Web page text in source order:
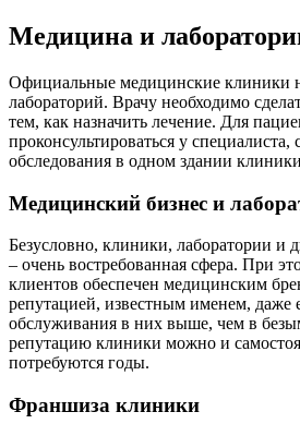
Медицина и
Официальные медицинские клиники
лабораторий. Врачу необходимо
тем, как назначить лечение. Для
проконсультироваться у
обследования в одном здании
Медицинский бизнес и
Безусловно, клиники, лаборатории и
– очень востребованная сфера. При
клиентов обеспечен медицинским
репутацией, известным именем, даже
обслуживания в них выше, чем в
репутацию клиники можно и
потребуются годы.
Франшиза клиники